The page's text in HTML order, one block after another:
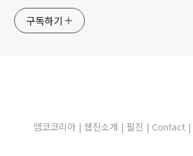
구독하기
앰코코리아| 웹진소개 | 필진 | Contact |